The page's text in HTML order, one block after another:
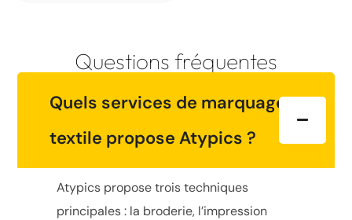
Questions fréquentes
Quels services de marquage
textile propose Atypics ?
Atypics propose trois techniques
principales : la broderie, l’impression